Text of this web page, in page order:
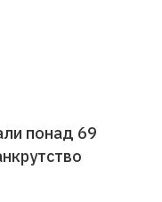
понад 69